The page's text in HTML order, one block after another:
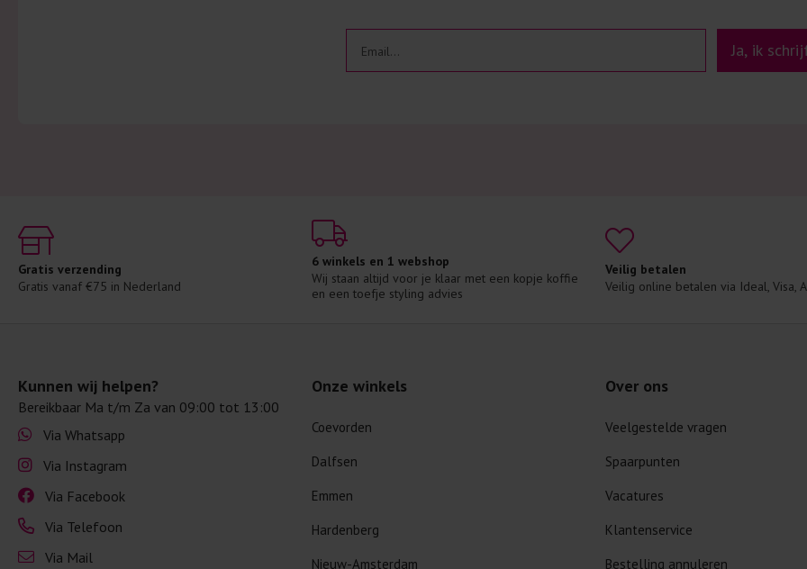
Ja, ik
Gratis verzending
Gratis vanaf €75 in Nederland
6 winkels en 1 webshop
Wij staan altijd voor je klaar met een kopje koffie
en een toefje styling advies
Veilig betalen
Veilig online betalen via Ideal, Visa,
Kunnen wij helpen?
Bereikbaar Ma t/m Za van 09:00 tot 13:00
Via Whatsapp
Via Instagram
Via Facebook
Via Telefoon
Via Mail
Onze winkels
Coevorden
Dalfsen
Emmen
Hardenberg
Nieuw-Amsterdam
Over ons
Veelgestelde vragen
Spaarpunten
Vacatures
Klantenservice
Bestelling annuleren